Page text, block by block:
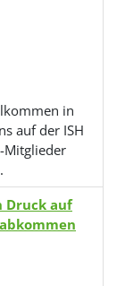
in
auf der ISH
Mitglieder
Druck auf